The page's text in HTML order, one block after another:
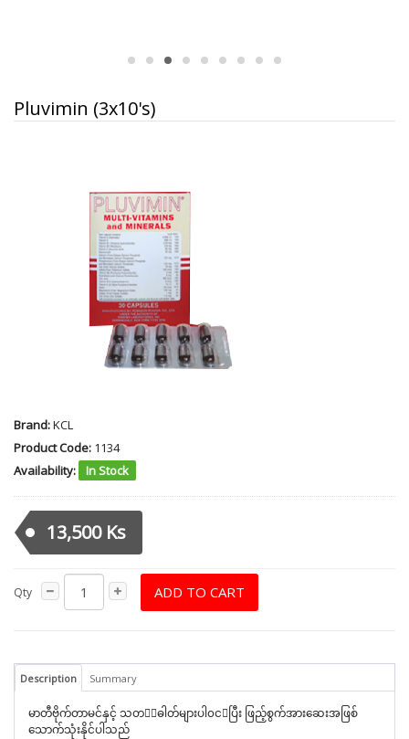
Pluvimin (3x10's)
Brand:KCL
Product Code: 1134
Availability:
In Stock
13,500 Ks
Qty ADD TO CART
Description Summary
မာတီဗိုက်တာမင်နှင့် သတဓါတ်များပါ၀ငပြီး ဖြည့်စွက်အားဆေးအဖြစ်
သောက်သုံးနိုင်ပါသည်